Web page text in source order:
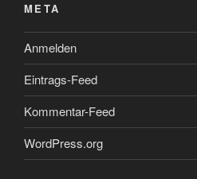
META
Anmelden
Eintrags-Feed
Kommentar-Feed
WordPress.org